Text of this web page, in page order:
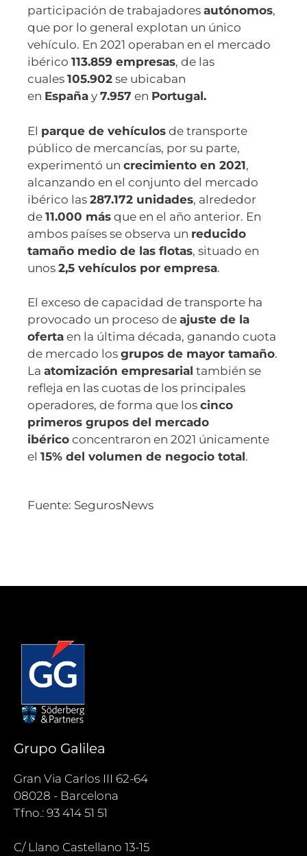
participación de trabajadores autónomos,
que por lo general explotan un único
vehículo. En 2021 operaban en el mercado
ibérico 113.859 empresas, de las
cuales 105.902 se ubicaban
en España y 7.957 en Portugal.
El parque de vehículos de transporte
público de mercancías, por su parte,
experimentó un crecimiento en 2021,
alcanzando en el conjunto del mercado
ibérico las 287.172 unidades, alrededor
de 11.000 más que en el año anterior. En
ambos países se observa un reducido
tamaño medio de las flotas, situado en
unos 2,5 vehículos por empresa.
El exceso de capacidad de transporte ha
provocado un proceso de ajuste de la
oferta en la última década, ganando cuota
de mercado los grupos de mayor tamaño.
La atomización empresarial también se
refleja en las cuotas de los principales
operadores, de forma que los cinco
primeros grupos del mercado
ibérico concentraron en 2021 únicamente
el 15% del volumen de negocio total.
Fuente: SegurosNews
Grupo Galilea
Gran Via Carlos III 62-64
08028 - Barcelona
Tfno.: 93 414 51 51
C/ Llano Castellano 13-15